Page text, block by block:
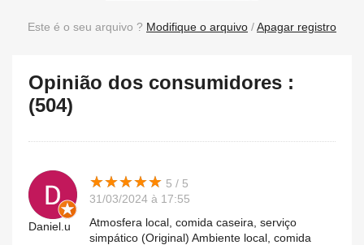
Este é o seu arquivo ? Modifique o arquivo /Apagar registro
Opinião dos consumidores :
(504)
Daniel.u
★★★★★
★★★★★ 5 / 5
31/03/2024 à 17:55
Atmosfera local, comida caseira, serviço
simpático (Original) Ambiente local, comida